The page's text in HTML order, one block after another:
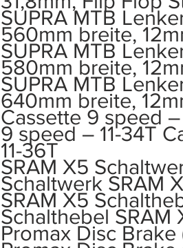
SUPRA MTB
560mm breite,
SUPRA MTB
580mm breite,
SUPRA MTB
640mm breite,
Cassette 9 speed –
9 speed – 11-34T
11-36T
SRAM X5
Schaltwerk SRAM
SRAM X5
Schalthebel SRAM
Promax Disc Brake